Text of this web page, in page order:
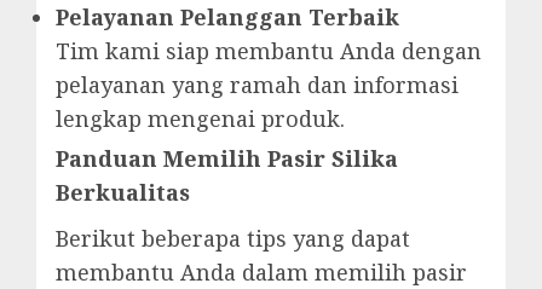
Pelayanan Pelanggan Terbaik
Tim kami siap membantu Anda dengan
pelayanan yang ramah dan informasi
lengkap mengenai produk.
Panduan Memilih Pasir Silika
Berkualitas
Berikut beberapa tips yang dapat
membantu Anda dalam memilih pasir